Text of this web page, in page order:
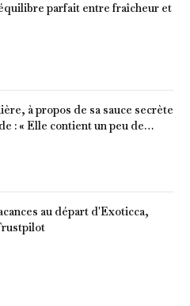
parfait entre fraîcheur et
à propos de sa sauce secrète
: « Elle contient un peu de
d'amandes et des tomates
au départ d'Exoticca,